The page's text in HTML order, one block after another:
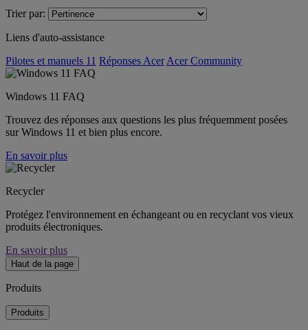
Trier par:
Liens d'auto-assistance
Pilotes et manuels 11 Réponses Acer Acer Community
Windows 11 FAQ
Trouvez des réponses aux questions les plus fréquemment posées
sur Windows 11 et bien plus encore.
En savoir plus
Recycler
Protégez l'environnement en échangeant ou en recyclant vos vieux
produits électroniques.
En savoir plus
Haut de la page
Produits
Produits